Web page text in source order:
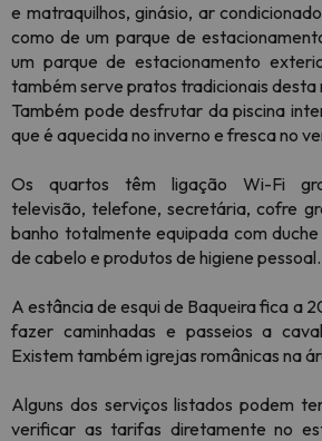
e matraquilhos, ginásio, ar
como de um parque de
um parque de estacionamento
também serve pratos tradicionais desta
Também pode desfrutar da piscina
que é aquecida no inverno e fresca no
Os quartos têm ligação Wi-Fi
televisão, telefone, secretária, cofre
banho totalmente equipada com
de cabelo e produtos de higiene pessoal.
A estância de esqui de Baqueira fica a
fazer caminhadas e passeios a
Existem também igrejas românicas na
Alguns dos serviços listados podem
verificar as tarifas diretamente no